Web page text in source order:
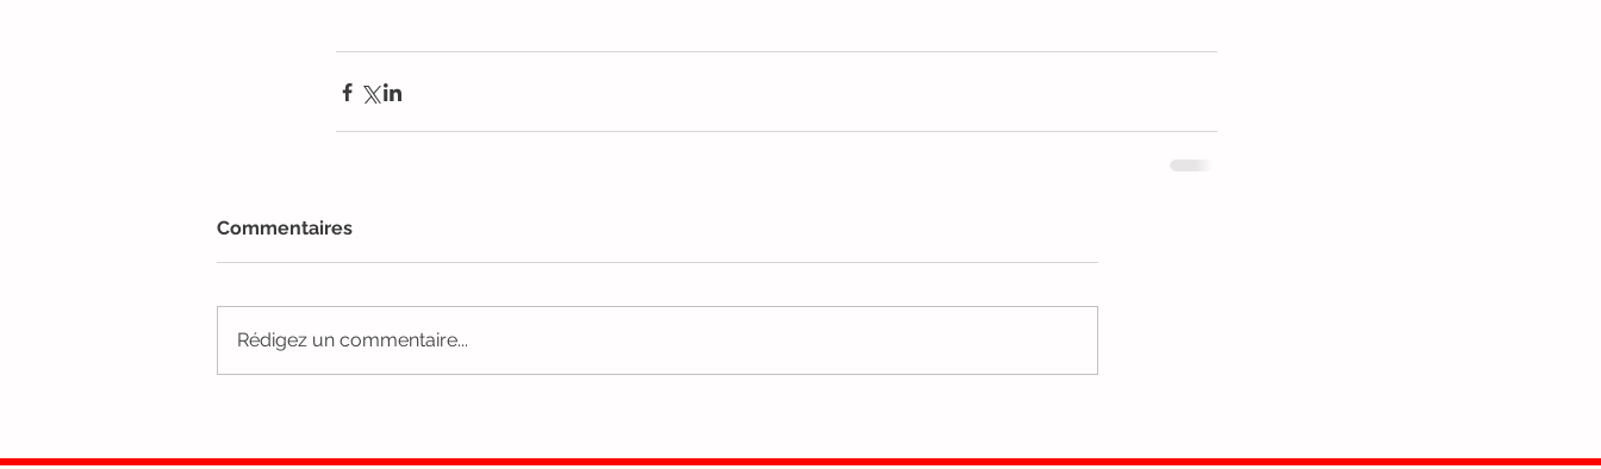
Commentaires
Rédigez un commentaire...